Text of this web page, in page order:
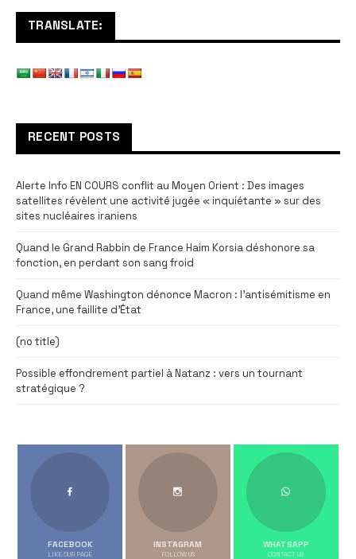
TRANSLATE:
RECENT POSTS
Alerte Info EN COURS conflit au Moyen Orient : Des images
satellites révèlent une activité jugée « inquiétante » sur des
sites nucléaires iraniens
Quand le Grand Rabbin de France Haim Korsia déshonore sa
fonction, en perdant son sang froid
Quand même Washington dénonce Macron : l’antisémitisme en
France, une faillite d’État
(no title)
Possible effondrement partiel à Natanz : vers un tournant
stratégique ?
FACEBOOK
LIKE OUR PAGE
INSTAGRAM
FOLLOW US
WHATSAPP
CONTACT US